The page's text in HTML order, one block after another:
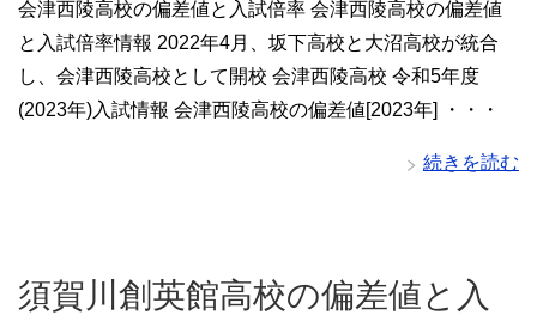
会津西陵高校の偏差値と入試倍率 会津西陵高校の偏差値
と入試倍率情報 2022年4月、坂下高校と大沼高校が統合
し、会津西陵高校として開校 会津西陵高校 令和5年度
(2023年)入試情報 会津西陵高校の偏差値[2023年] ・・・
続きを読む
須賀川創英館高校の偏差値と入